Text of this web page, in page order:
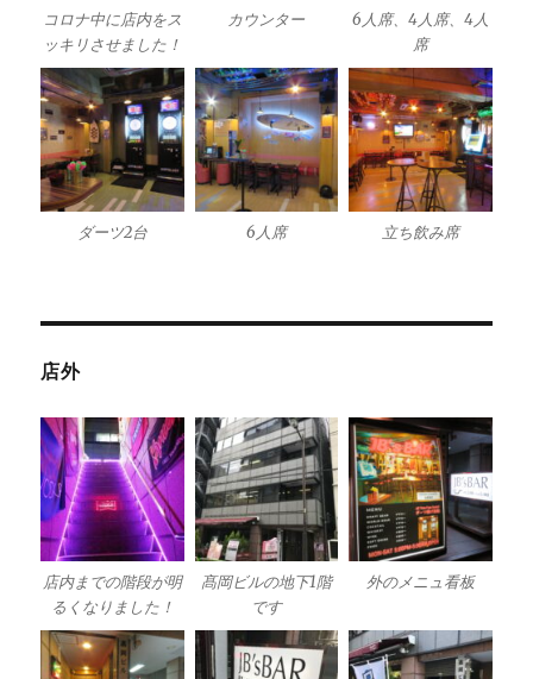
コロナ中に店内をス
ッキリさせました！
カウンター
6人席、4人席、4人
席
ダーツ2台 6人席 立ち飲み席
店外
店内までの階段が明
るくなりました！
髙岡ビルの地下1階
です
外のメニュ看板